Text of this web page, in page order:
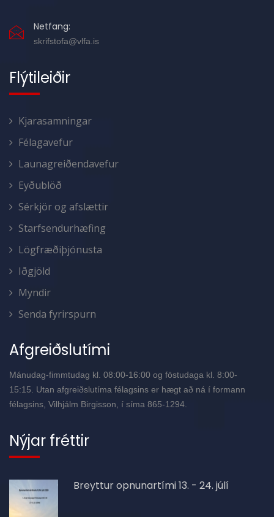
Netfang:
skrifstofa@vlfa.is
Flýtileiðir
Kjarasamningar
Félagavefur
Launagreiðendavefur
Eyðublöð
Sérkjör og afslættir
Starfsendurhæfing
Lögfræðiþjónusta
Iðgjöld
Myndir
Senda fyrirspurn
Afgreiðslutími
Mánudag-fimmtudag kl. 08:00-16:00 og föstudaga kl. 8:00-
15:15. Utan afgreiðslutíma félagsins er hægt að ná í formann
félagsins, Vilhjálm Birgisson, í síma 865-1294.
Nýjar fréttir
Breyttur opnunartími 13. - 24. júlí